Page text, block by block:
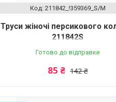
211842_!359369_S/M
Труси жіночі персикового
211842S
Готово до відправки
142 ₴
85 ₴